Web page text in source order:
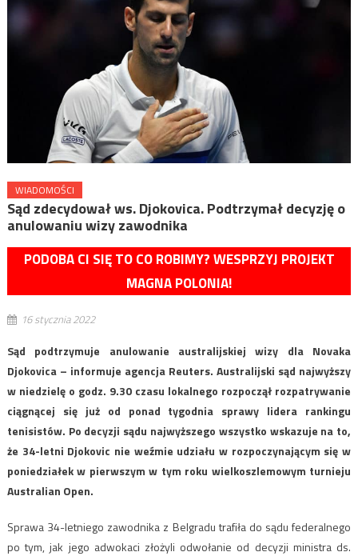
WIADOMOŚCI
Sąd zdecydował ws. Djokovica. Podtrzymał decyzję o
anulowaniu wizy zawodnika
PODOBA CI SIĘ TO CO ROBIMY? WESPRZYJ PROJEKT
MAGNA POLONIA!
16 stycznia 2022
Sąd podtrzymuje anulowanie australijskiej wizy dla Novaka
Djokovica – informuje agencja Reuters. Australijski sąd najwyższy
w niedzielę o godz. 9.30 czasu lokalnego rozpoczął rozpatrywanie
ciągnącej się już od ponad tygodnia sprawy lidera rankingu
tenisistów. Po decyzji sądu najwyższego wszystko wskazuje na to,
że 34-letni Djokovic nie weźmie udziału w rozpoczynającym się w
poniedziałek w pierwszym w tym roku wielkoszlemowym turnieju
Australian Open.
Sprawa 34-letniego zawodnika z Belgradu trafiła do sądu federalnego
po tym, jak jego adwokaci złożyli odwołanie od decyzji ministra ds.